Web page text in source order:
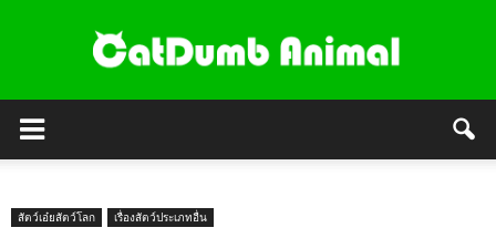
สัตว์เอ๋ยสัตว์โลก เรื่องสัตว์ประเภทอื่น